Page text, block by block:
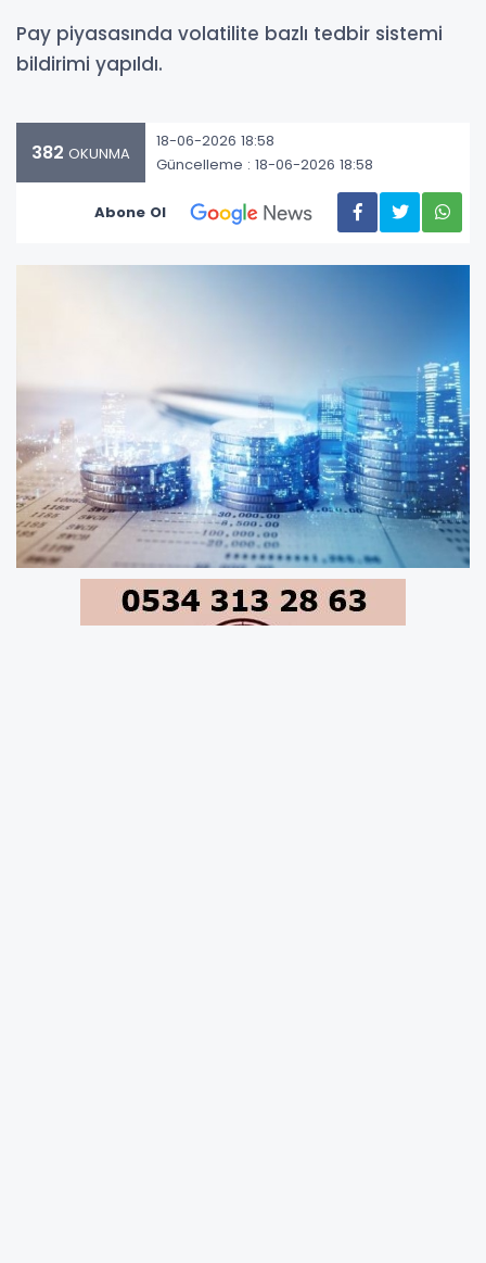
Pay piyasasında volatilite bazlı tedbir sistemi
bildirimi yapıldı.
382 OKUNMA
18-06-2026 18:58
Güncelleme : 18-06-2026 18:58
Abone Ol